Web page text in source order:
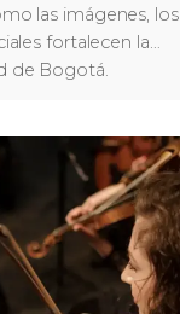
las imágenes, los
fortalecen la
de Bogotá.